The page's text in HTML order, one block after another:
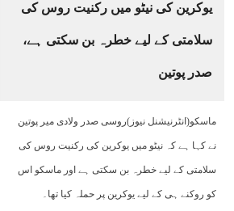
31°C 32°C 33°C
09:00
34°C
یوکرین کی نیٹو میں رکنیت روس کی
سلامتی کے لیے خطرہ بن سکتی ہے،
صدر پوتین
ماسکو(انٹرنیشنل نیوز)روسی صدر ولادی میر پوتین
نے کہا ہے کہ نیٹو میں یوکرین کی رکنیت روس کی
سلامتی کے لیے خطرہ بن سکتی ہے اور ماسکو اس
کو روکنے ہی کے لیے یوکرین پر حملہ کیا تھا۔